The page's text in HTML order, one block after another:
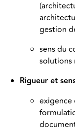
gestion
sens du
solutions
Rigueur et
exigence